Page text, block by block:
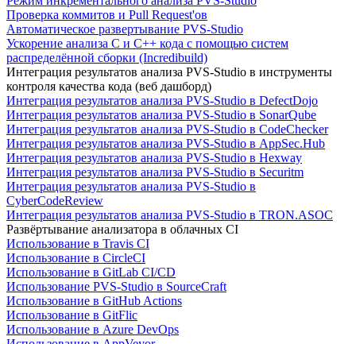
Проверка коммитов и Pull Request'ов
Автоматическое развертывание PVS-Studio
Ускорение анализа C и C++ кода с помощью систем
распределённой сборки (Incredibuild)
Интеграция результатов анализа PVS-Studio в инструменты
контроля качества кода (веб дашборд)
Интеграция результатов анализа PVS-Studio в DefectDojo
Интеграция результатов анализа PVS-Studio в SonarQube
Интеграция результатов анализа PVS-Studio в CodeChecker
Интеграция результатов анализа PVS-Studio в AppSec.Hub
Интеграция результатов анализа PVS-Studio в Hexway
Интеграция результатов анализа PVS-Studio в Securitm
Интеграция результатов анализа PVS-Studio в
CyberCodeReview
Интеграция результатов анализа PVS-Studio в TRON.ASOC
Развёртывание анализатора в облачных CI
Использование в Travis CI
Использование в CircleCI
Использование в GitLab CI/CD
Использование PVS-Studio в SourceCraft
Использование в GitHub Actions
Использование в GitFlic
Использование в Azure DevOps